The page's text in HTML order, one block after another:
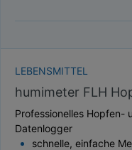
LEBENSMITTEL
humimeter FLH
Professionelles Hopfen-
Datenlogger
schnelle, einfache